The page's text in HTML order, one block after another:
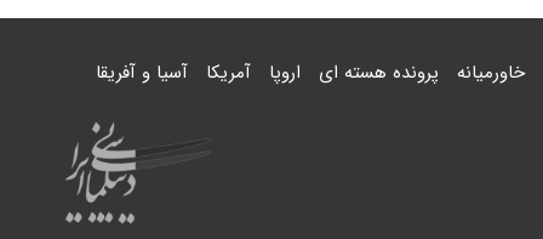
خاورمیانه پرونده هسته ای اروپا آمریکا آسیا و آفریقا